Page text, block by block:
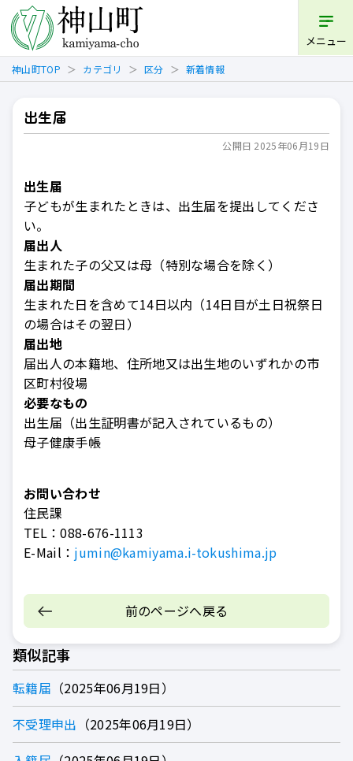
メニュー
神山町TOP カテゴリ 区分 新着情報
出生届
公開日 2025年06月19日
出生届
子どもが生まれたときは、出生届を提出してくださ
い。
届出人
生まれた子の父又は母（特別な場合を除く）
届出期間
生まれた日を含めて14日以内（14日目が土日祝祭日
の場合はその翌日）
届出地
届出人の本籍地、住所地又は出生地のいずれかの市
区町村役場
必要なもの
出生届（出生証明書が記入されているもの）
母子健康手帳
お問い合わせ
住民課
TEL：088-676-1113
E-Mail： jumin@kamiyama.i-tokushima.jp
前のページへ戻る
類似記事
転籍届
2025年06月19日
不受理申出
2025年06月19日